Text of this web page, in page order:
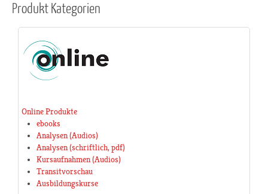
ProduktKategorien
Online Produkte
ebooks
Analysen (Audios)
Analysen (schriftlich, pdf)
Kursaufnahmen (Audios)
Transitvorschau
Ausbildungskurse